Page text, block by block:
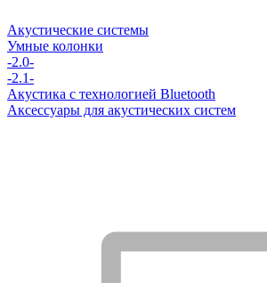
Акустические системы
Умные колонки
-2.0-
-2.1-
Акустика с технологией Bluetooth
Аксессуары для акустических систем